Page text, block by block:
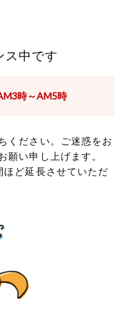
ス中です
時～AM5時
ください。ご迷惑をお
願い申し上げます。
ど延長させていただ